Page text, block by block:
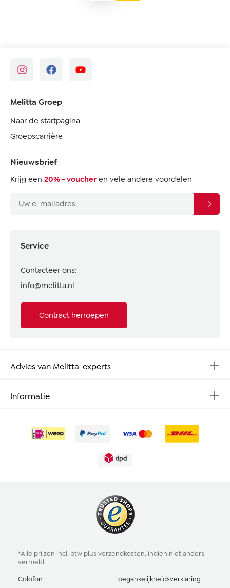
Service
Contacteer ons:
info@melitta.nl
Contract herroepen
Advies van Melitta-experts
Informatie
Melitta Groep
Naar de startpagina
Groepscarrière
Nieuwsbrief
Krijg een 20% - voucher en vele andere voordelen
*Alle prijzen incl. btw plus verzendkosten, indien niet anders
vermeld.
Colofon
Toegankelijkheidsverklaring